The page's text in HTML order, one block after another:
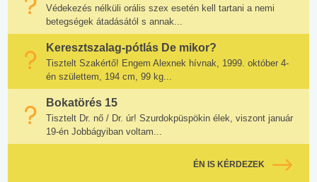
Védekezés nélküli orális szex esetén kell tartani a nemi
betegségek átadásától s annak...
Keresztszalag-pótlás De mikor?
Tisztelt Szakértő! Engem Alexnek hívnak, 1999. október 4-
én születtem, 194 cm, 99 kg...
Bokatörés 15
Tisztelt Dr. nő / Dr. úr! Szurdokpüspökin élek, viszont január
19-én Jobbágyiban voltam...
ÉN IS KÉRDEZEK